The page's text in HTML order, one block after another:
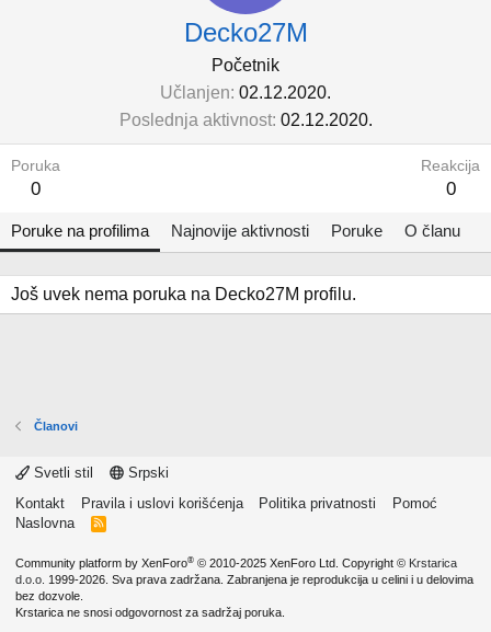
Decko27M
Početnik
Učlanjen 02.12.2020.
Poslednja aktivnost 02.12.2020.
Poruka
0
Reakcija
0
Poruke na profilima Najnovije aktivnosti Poruke O članu
Još uvek nema poruka na Decko27M profilu.
Članovi
Svetli stil
Srpski
Kontakt
Pravila i uslovi korišćenja Politika privatnosti
Pomoć
Naslovna
R
Community platform by XenForo® © 2010-2025 XenForo Ltd. Copyright © Krstarica
d.o.o. 1999-2026. Sva prava zadržana. Zabranjena je reprodukcija u celini i u delovima
bez dozvole.
Krstarica ne snosi odgovornost za sadržaj poruka.